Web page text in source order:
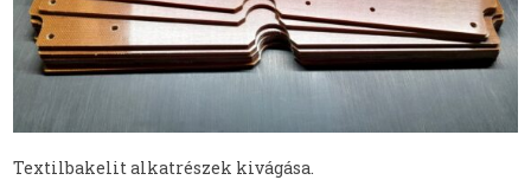
Textilbakelit alkatrészek kivágása.